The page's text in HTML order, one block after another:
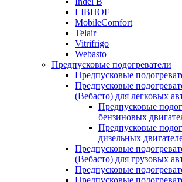
LIBHOF
MobileComfort
Telair
Vitrifrigo
Webasto
Предпусковые подогреватели
Предпусковые
Предпусковые
(Вебасто) для легковых
Предпусковые
бензиновых
Предпусковые
дизельных
Предпусковые
(Вебасто) для грузовых
Предпусковые
Предпусковые